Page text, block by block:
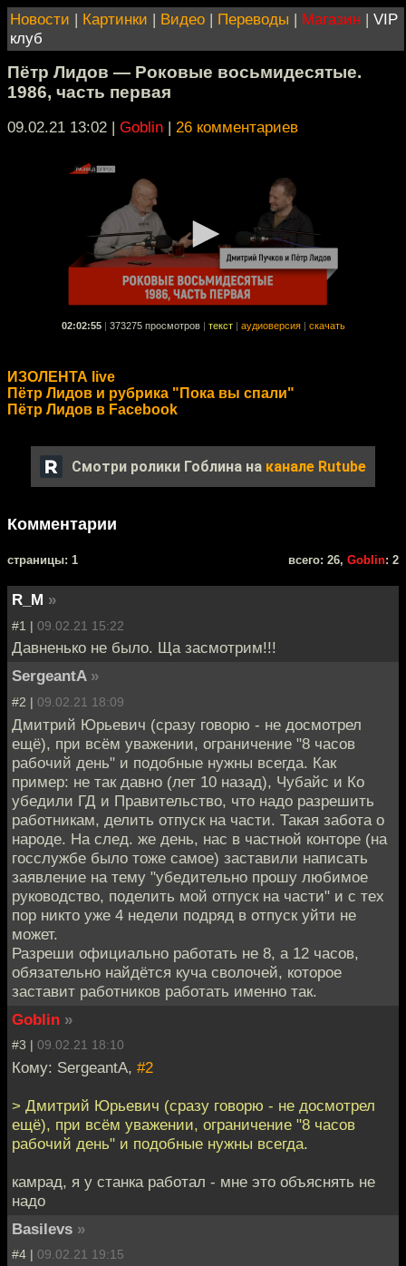
Новости | Картинки | Видео | Переводы | Магазин | VIP
клуб
Пётр Лидов — Роковые восьмидесятые.
1986, часть первая
09.02.21 13:02 | Goblin | 26 комментариев
02:02:55 373275 просмотров текст аудиоверсия скачать
ИЗОЛЕНТА live
Пётр Лидов и рубрика "Пока вы спали"
Пётр Лидов в Facebook
Смотри ролики Гоблина на канале Rutube
Комментарии
cтраницы: 1 всего: 26, Goblin: 2
R_M »
#1 | 09.02.21 15:22
Давненько не было. Ща засмотрим!!!
SergeantA »
#2 | 09.02.21 18:09
Дмитрий Юрьевич (сразу говорю - не досмотрел
ещё), при всём уважении, ограничение "8 часов
рабочий день" и подобные нужны всегда. Как
пример: не так давно (лет 10 назад), Чубайс и Ко
убедили ГД и Правительство, что надо разрешить
работникам, делить отпуск на части. Такая забота о
народе. На след. же день, нас в частной конторе (на
госслужбе было тоже самое) заставили написать
заявление на тему "убедительно прошу любимое
руководство, поделить мой отпуск на части" и с тех
пор никто уже 4 недели подряд в отпуск уйти не
может.
Разреши официально работать не 8, а 12 часов,
обязательно найдётся куча сволочей, которое
заставит работников работать именно так.
Goblin »
#3 | 09.02.21 18:10
Кому: SergeantA, #2
> Дмитрий Юрьевич (сразу говорю - не досмотрел
ещё), при всём уважении, ограничение "8 часов
рабочий день" и подобные нужны всегда.
камрад, я у станка работал - мне это объяснять не
надо
Basilevs »
#4 | 09.02.21 19:15